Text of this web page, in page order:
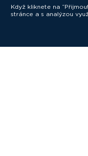
Když kliknete na
stránce a s analýzou